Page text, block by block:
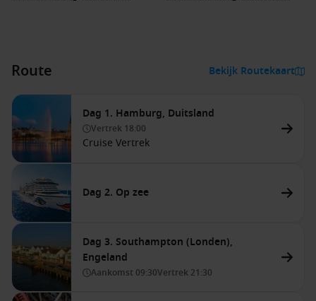
Route Bekijk Routekaart
Dag 1. Hamburg, Duitsland
Vertrek 18:00
Cruise Vertrek
Dag 2. Op zee
Dag 3. Southampton (Londen),
Engeland
Aankomst 09:30Vertrek 21:30